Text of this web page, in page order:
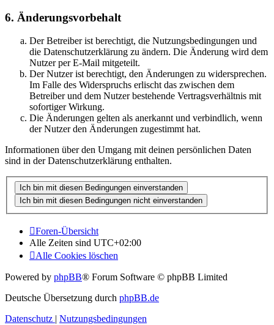
6. Änderungsvorbehalt
Der Betreiber ist berechtigt, die Nutzungsbedingungen und
die Datenschutzerklärung zu ändern. Die Änderung wird dem
Nutzer per E-Mail mitgeteilt.
Der Nutzer ist berechtigt, den Änderungen zu widersprechen.
Im Falle des Widerspruchs erlischt das zwischen dem
Betreiber und dem Nutzer bestehende Vertragsverhältnis mit
sofortiger Wirkung.
Die Änderungen gelten als anerkannt und verbindlich, wenn
der Nutzer den Änderungen zugestimmt hat.
Informationen über den Umgang mit deinen persönlichen Daten
sind in der Datenschutzerklärung enthalten.
Foren-Übersicht
Alle Zeiten sind UTC+02:00
Alle Cookies löschen
Powered by phpBB® Forum Software © phpBB Limited
Deutsche Übersetzung durch phpBB.de
Datenschutz | Nutzungsbedingungen